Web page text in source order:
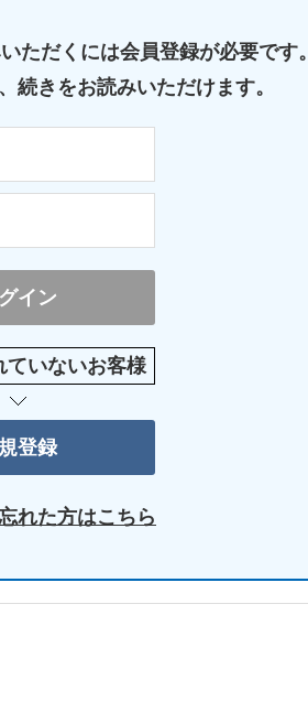
ただくには会員登録が必要です。
続きをお読みいただけます。
ていないお客様
れた方はこちら